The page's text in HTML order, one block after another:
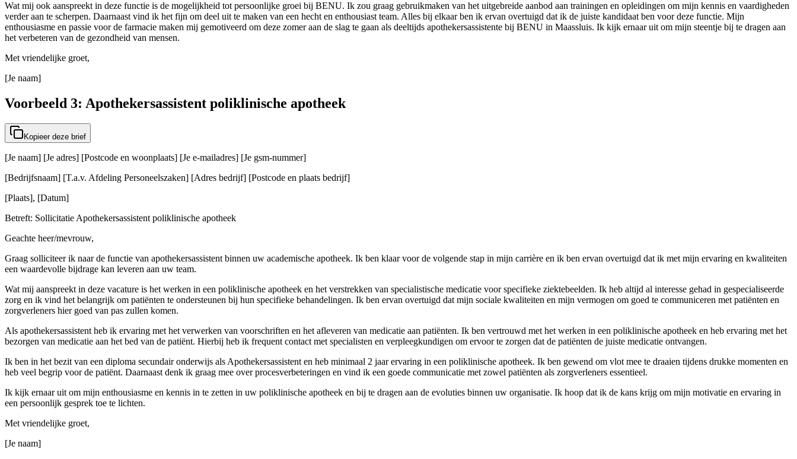
Wat mij ook aanspreekt in deze functie is de mogelijkheid tot persoonlijke groei bij BENU. Ik zou graag gebruikmaken van het uitgebreide aanbod aan trainingen en opleidingen om mijn kennis en vaardigheden
verder aan te scherpen. Daarnaast vind ik het fijn om deel uit te maken van een hecht en enthousiast team. Alles bij elkaar ben ik ervan overtuigd dat ik de juiste kandidaat ben voor deze functie. Mijn
enthousiasme en passie voor de farmacie maken mij gemotiveerd om deze zomer aan de slag te gaan als deeltijds apothekersassistente bij BENU in Maassluis. Ik kijk ernaar uit om mijn steentje bij te dragen aan
het verbeteren van de gezondheid van mensen.
Met vriendelijke groet,
[Je naam]
Voorbeeld 3: Apothekersassistent poliklinische apotheek
Kopieer deze brief
[Je naam] [Je adres] [Postcode en woonplaats] [Je e-mailadres] [Je gsm-nummer]
[Bedrijfsnaam] [T.a.v. Afdeling Personeelszaken] [Adres bedrijf] [Postcode en plaats bedrijf]
[Plaats], [Datum]
Betreft: Sollicitatie Apothekersassistent poliklinische apotheek
Geachte heer/mevrouw,
Graag solliciteer ik naar de functie van apothekersassistent binnen uw academische apotheek. Ik ben klaar voor de volgende stap in mijn carrière en ik ben ervan overtuigd dat ik met mijn ervaring en kwaliteiten
een waardevolle bijdrage kan leveren aan uw team.
Wat mij aanspreekt in deze vacature is het werken in een poliklinische apotheek en het verstrekken van specialistische medicatie voor specifieke ziektebeelden. Ik heb altijd al interesse gehad in gespecialiseerde
zorg en ik vind het belangrijk om patiënten te ondersteunen bij hun specifieke behandelingen. Ik ben ervan overtuigd dat mijn sociale kwaliteiten en mijn vermogen om goed te communiceren met patiënten en
zorgverleners hier goed van pas zullen komen.
Als apothekersassistent heb ik ervaring met het verwerken van voorschriften en het afleveren van medicatie aan patiënten. Ik ben vertrouwd met het werken in een poliklinische apotheek en heb ervaring met het
bezorgen van medicatie aan het bed van de patiënt. Hierbij heb ik frequent contact met specialisten en verpleegkundigen om ervoor te zorgen dat de patiënten de juiste medicatie ontvangen.
Ik ben in het bezit van een diploma secundair onderwijs als Apothekersassistent en heb minimaal 2 jaar ervaring in een poliklinische apotheek. Ik ben gewend om vlot mee te draaien tijdens drukke momenten en
heb veel begrip voor de patiënt. Daarnaast denk ik graag mee over procesverbeteringen en vind ik een goede communicatie met zowel patiënten als zorgverleners essentieel.
Ik kijk ernaar uit om mijn enthousiasme en kennis in te zetten in uw poliklinische apotheek en bij te dragen aan de evoluties binnen uw organisatie. Ik hoop dat ik de kans krijg om mijn motivatie en ervaring in
een persoonlijk gesprek toe te lichten.
Met vriendelijke groet,
[Je naam]